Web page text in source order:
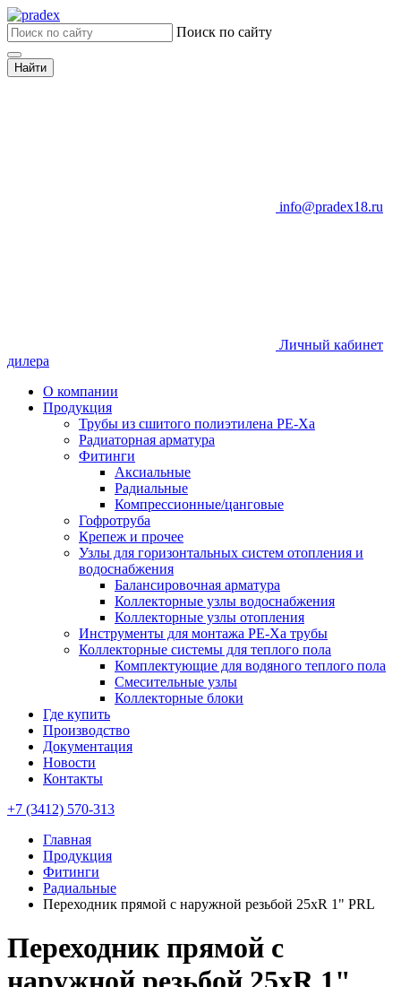
Поиск по сайту
Найти
info@pradex18.ru
Личный кабинет
дилера
О компании
Продукция
Трубы из сшитого полиэтилена PE-Xа
Радиаторная арматура
Фитинги
Аксиальные
Радиальные
Компрессионные/цанговые
Гофротруба
Крепеж и прочее
Узлы для горизонтальных систем отопления и
водоснабжения
Балансировочная арматура
Коллекторные узлы водоснабжения
Коллекторные узлы отопления
Инструменты для монтажа PE-Xа трубы
Коллекторные системы для теплого пола
Комплектующие для водяного теплого пола
Смесительные узлы
Коллекторные блоки
Где купить
Производство
Документация
Новости
Контакты
+7 (3412) 570-313
Главная
Продукция
Фитинги
Радиальные
Переходник прямой с наружной резьбой 25хR 1" PRL
Переходник прямой с